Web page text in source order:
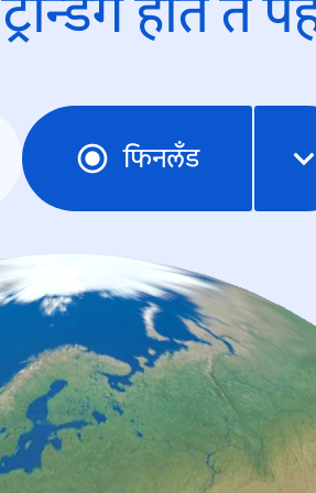
होते ते
फिनलँड